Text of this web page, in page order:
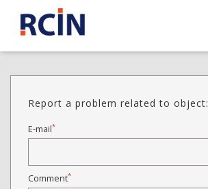
Report a problem related to object:
E-mail*
Comment*